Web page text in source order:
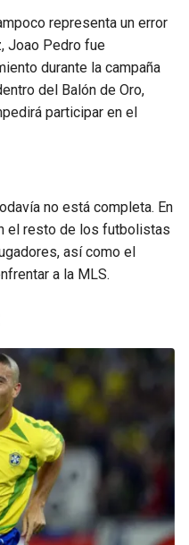
representa un error
Joao Pedro fue
durante la campaña
del Balón de Oro,
participar en el
no está completa. En
el resto de los futbolistas
así como el
a la MLS.